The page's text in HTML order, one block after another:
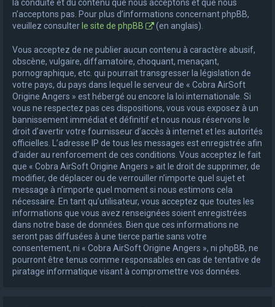
la conduite et du contenu que nous acceptons et que nous
n’acceptons pas. Pour plus d’informations concernant phpBB,
veuillez consulter le site de phpBB (en anglais).
Vous acceptez de ne publier aucun contenu à caractère abusif,
obscène, vulgaire, diffamatoire, choquant, menaçant,
pornographique, etc. qui pourrait transgresser la législation de
votre pays, du pays dans lequel le serveur de « Cobra AirSoft
Origine Angers » est hébergé ou encore la loi internationale. Si
vous ne respectez pas ces dispositions, vous vous exposez à un
bannissement immédiat et définitif et nous nous réservons le
droit d’avertir votre fournisseur d’accès à internet et les autorités
officielles. L’adresse IP de tous les messages est enregistrée afin
d’aider au renforcement de ces conditions. Vous acceptez le fait
que « Cobra AirSoft Origine Angers » ait le droit de supprimer, de
modifier, de déplacer ou de verrouiller n’importe quel sujet et
message à n’importe quel moment si nous estimons cela
nécessaire. En tant qu’utilisateur, vous acceptez que toutes les
informations que vous avez renseignées soient enregistrées
dans notre base de données. Bien que ces informations ne
seront pas diffusées à une tierce partie sans votre
consentement, ni « Cobra AirSoft Origine Angers », ni phpBB, ne
pourront être tenus comme responsables en cas de tentative de
piratage informatique visant à compromettre vos données.